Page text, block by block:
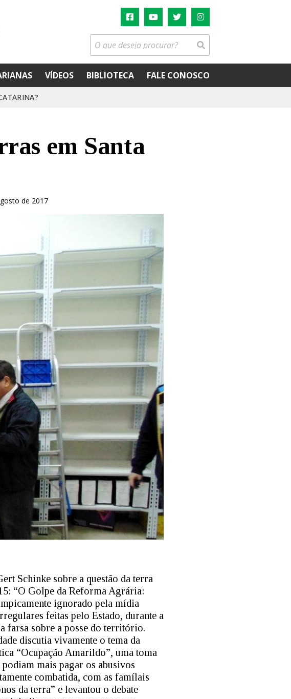
VÍDEOS BIBLIOTECA FALE CONOSCO
em Santa
de 2017
Schinke sobre a questão da terra
“O Golpe da Reforma Agrária:
ignorado pela mídia
feitas pelo Estado, durante a
farsa sobre a posse do território.
discutia vivamente o tema da
“Ocupação Amarildo”, uma toma
mais pagar os abusivos
combatida, com as famílais
da terra” e levantou o debate